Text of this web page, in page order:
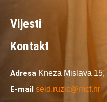
Vijesti
Kontakt
Adresa Kneza Mislava 15,
E-mail seid.ruzic@mcf.hr